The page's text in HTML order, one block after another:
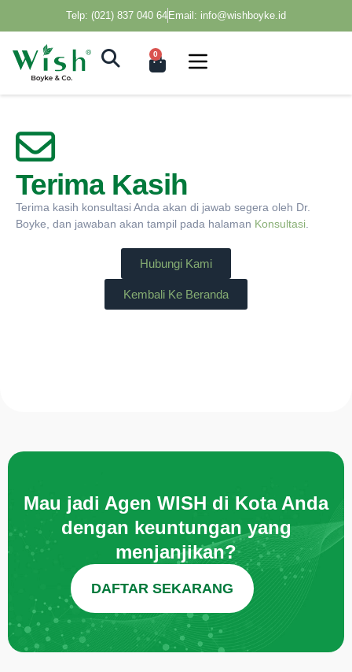
Telp: (021) 837 040 64 Email: info@wishboyke.id
0
Terima Kasih
Terima kasih konsultasi Anda akan di jawab segera oleh Dr.
Boyke, dan jawaban akan tampil pada halaman Konsultasi.
Hubungi Kami
Kembali Ke Beranda
Mau jadi Agen WISH di Kota Anda
dengan keuntungan yang
menjanjikan?
DAFTAR SEKARANG